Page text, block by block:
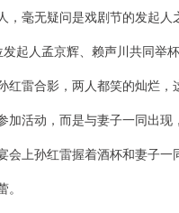
毫无疑问是戏剧节的发起人
起人孟京辉、赖声川共同举
红雷合影，两人都笑的灿烂，
加活动，而是与妻子一同出现
会上孙红雷握着酒杯和妻子一